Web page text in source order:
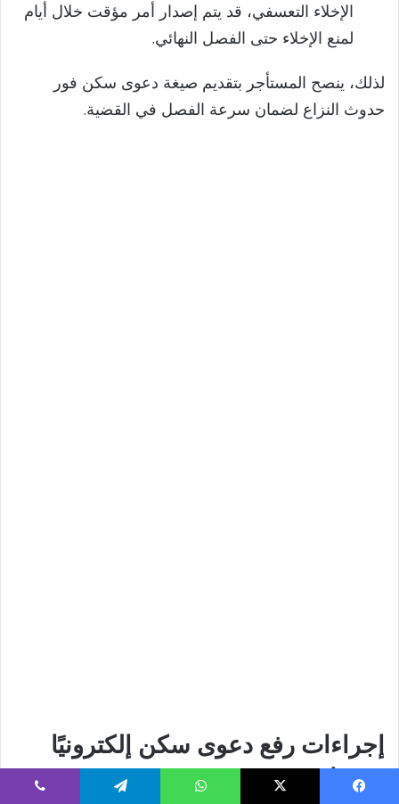
الإخلاء التعسفي، قد يتم إصدار أمر مؤقت خلال أيام
لمنع الإخلاء حتى الفصل النهائي.
لذلك، ينصح المستأجر بتقديم صيغة دعوى سكن فور
حدوث النزاع لضمان سرعة الفصل في القضية.
إجراءات رفع دعوى سكن إلكترونيًا
عبر ناجز